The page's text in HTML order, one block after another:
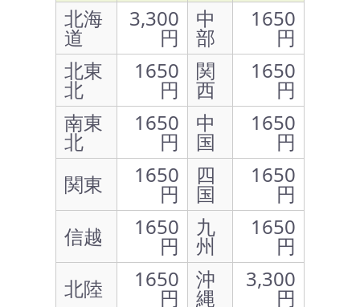
北海
道
3,300
円
中
部
1650
円
北東
北
1650
円
関
西
1650
円
南東
北
1650
円
中
国
1650
円
関東
1650
円
四
国
1650
円
信越
1650
円
九
州
1650
円
北陸
1650
円
沖
縄
3,300
円